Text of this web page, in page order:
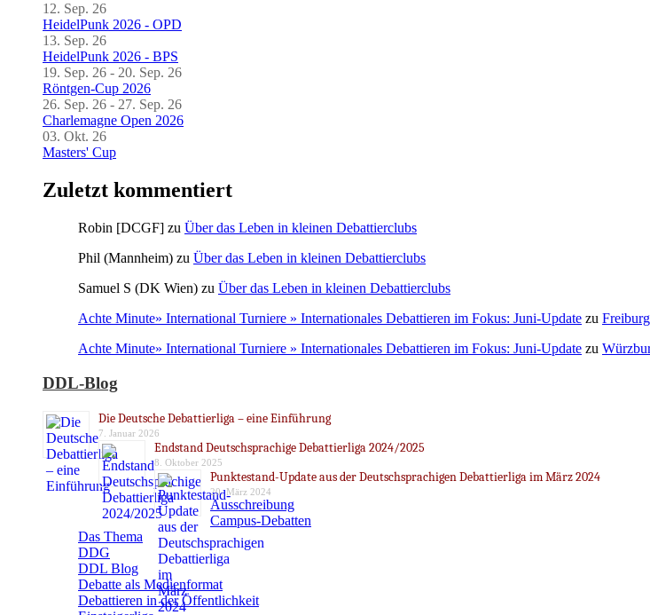
12. Sep. 26
HeidelPunk 2026 - OPD
13. Sep. 26
HeidelPunk 2026 - BPS
19. Sep. 26 - 20. Sep. 26
Röntgen-Cup 2026
26. Sep. 26 - 27. Sep. 26
Charlemagne Open 2026
03. Okt. 26
Masters' Cup
Zuletzt kommentiert
Robin [DCGF] zu Über das Leben in kleinen Debattierclubs
Phil (Mannheim) zu Über das Leben in kleinen Debattierclubs
Samuel S (DK Wien) zu Über das Leben in kleinen Debattierclubs
Achte Minute» International Turniere » Internationales Debattieren im Fokus: Juni-Update zu
Achte Minute» International Turniere » Internationales Debattieren im Fokus: Juni-Update zu
DDL-Blog
Die Deutsche Debattierliga – eine Einführung
7. Januar 2026
Endstand Deutschsprachige Debattierliga 2024/2025
8. Oktober 2025
Punktestand-Update aus der Deutschsprachigen Debattierliga im März 2024
20. März 2024
Ausschreibung
Campus-Debatten
Das Thema
DDG
DDL Blog
Debatte als Medienformat
Debattieren in der Öffentlichkeit